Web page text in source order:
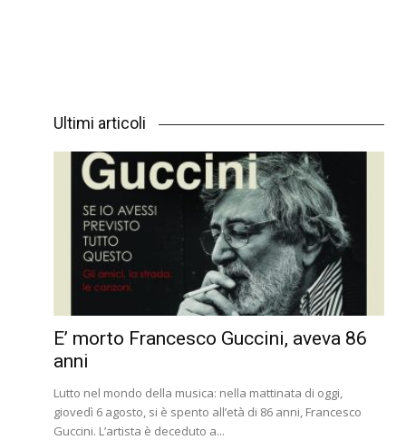
Ultimi articoli
E’ morto Francesco Guccini, aveva 86
anni
Lutto nel mondo della musica: nella mattinata di oggi,
giovedì 6 agosto, si è spento all’età di 86 anni, Francesco
Guccini. L’artista è deceduto a...